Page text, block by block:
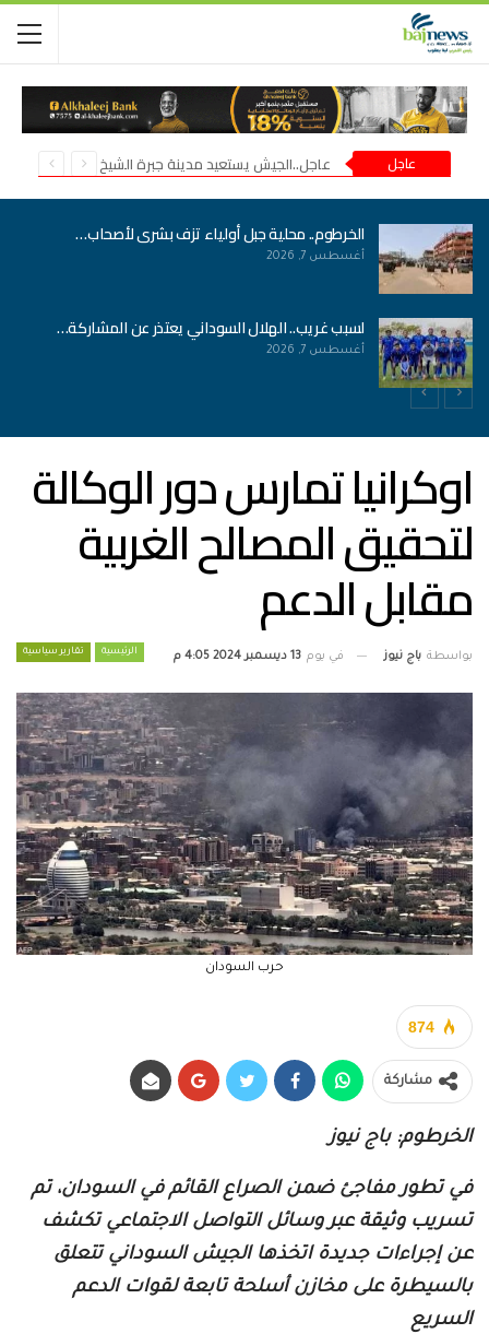
عاجل عاجل..الجيش يستعيد مدينة جبرة الشيخ في شمال كردفان
الخرطوم.. محلية جبل أولياء تزف بشرى لأصحاب…
أغسطس 7, 2026
لسبب غريب.. الهلال السوداني يعتذر عن المشاركة…
أغسطس 7, 2026
اوكرانيا تمارس دور الوكالة
لتحقيق المصالح الغربية
مقابل الدعم
الرئيسية تقارير سياسية بواسطة باج نيوز في يوم 13 ديسمبر 2024 4:05 م
حرب السودان
874
مشاركة
الخرطوم: باج نيوز
في تطور مفاجئ ضمن الصراع القائم في السودان، تم
تسريب وثيقة عبر وسائل التواصل الاجتماعي تكشف
عن إجراءات جديدة اتخذها الجيش السوداني تتعلق
بالسيطرة على مخازن أسلحة تابعة لقوات الدعم
السريع